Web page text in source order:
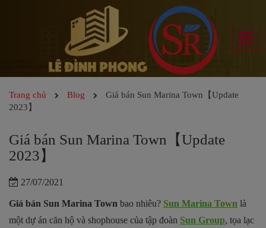
Trang chủ Blog
Giá bán Sun Marina Town【Update
2023】
Giá bán Sun Marina Town【Update
2023】
27/07/2021
Giá bán Sun Marina Town bao nhiêu? Sun Marina Town là
một dự án căn hộ và shophouse của tập đoàn Sun Group, tọa lạc